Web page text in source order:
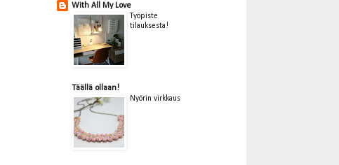
With All My Love
Työpiste
tilauksesta!
Täällä ollaan!
Nyörin virkkaus